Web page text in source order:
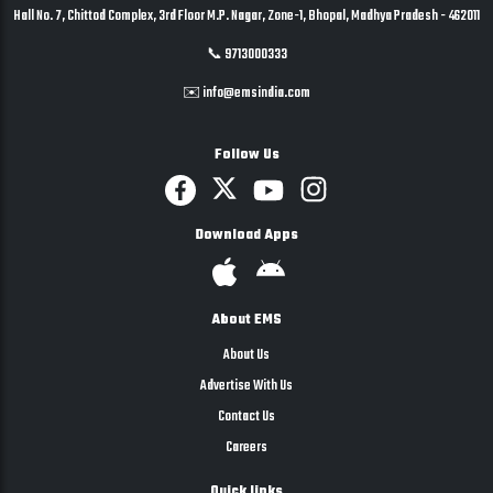
Hall No. 7, Chittod Complex, 3rd Floor M.P. Nagar, Zone-1, Bhopal, Madhya Pradesh - 462011
📞 9713000333
✉️ info@emsindia.com
Follow Us
Download Apps
About EMS
About Us
Advertise With Us
Contact Us
Careers